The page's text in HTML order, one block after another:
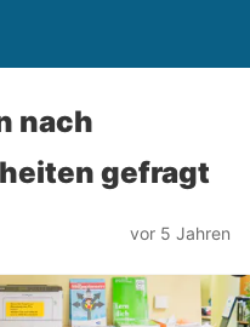
nach
gefragt
vor 5 Jahren